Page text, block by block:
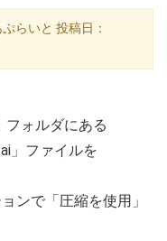
らいと 投稿日：
ォルダにある
」ファイルを
ンで「圧縮を使用」